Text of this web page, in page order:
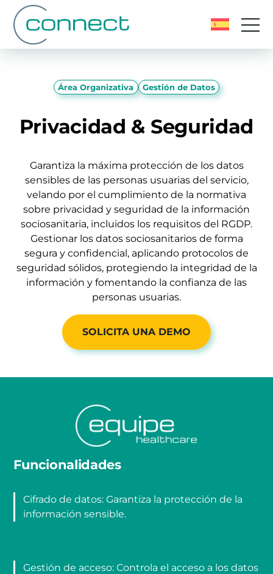
Área Organizativa Gestión de Datos
Privacidad & Seguridad
Garantiza la máxima protección de los datos
sensibles de las personas usuarias del servicio,
velando por el cumplimiento de la normativa
sobre privacidad y seguridad de la información
sociosanitaria, incluidos los requisitos del RGDP.
Gestionar los datos sociosanitarios de forma
segura y confidencial, aplicando protocolos de
seguridad sólidos, protegiendo la integridad de la
información y fomentando la confianza de las
personas usuarias.
SOLICITA UNA DEMO
Funcionalidades
Cifrado de datos: Garantiza la protección de la
información sensible.
Gestión de acceso: Controla el acceso a los datos